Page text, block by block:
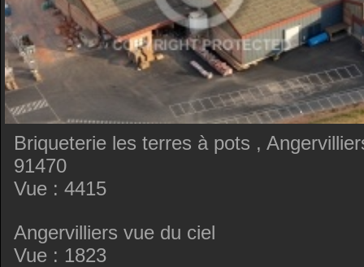
Briqueterie les terres à pots ,
91470
Vue : 4415
Angervilliers vue du ciel
Vue : 1823